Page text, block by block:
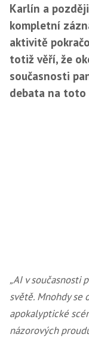
Karlín a
kompletní
aktivitě
totiž věří, že
současnosti
debata na toto
„AI v
světě. Mnohdy se
apokalyptické
názorových